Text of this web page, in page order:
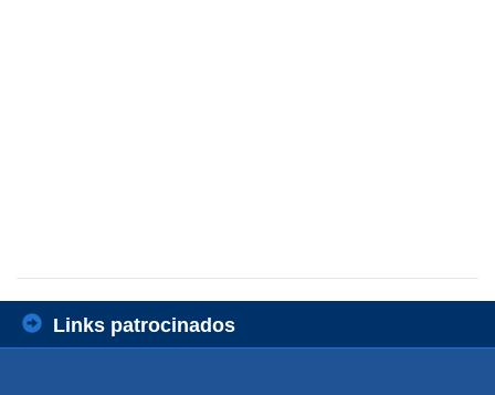
Links patrocinados